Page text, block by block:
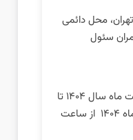
محل دائمی
سئول
از روز پنج‌ شنبه هشتم اردیبهشت ماه سال ۱۴۰۴ تا
روز یکشنبه یازدهم اردیبهشت ماه ۱۴۰۴ از ساعت